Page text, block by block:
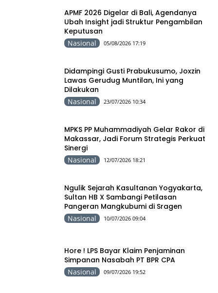
APMF 2026 Digelar di Bali, Agendanya
Ubah Insight jadi Struktur Pengambilan
Keputusan
Nasional 05/08/2026 17:19
Didampingi Gusti Prabukusumo, Joxzin
Lawas Gerudug Muntilan, Ini yang
Dilakukan
Nasional 23/07/2026 10:34
MPKS PP Muhammadiyah Gelar Rakor di
Makassar, Jadi Forum Strategis Perkuat
Sinergi
Nasional 12/07/2026 18:21
Ngulik Sejarah Kasultanan Yogyakarta,
Sultan HB X Sambangi Petilasan
Pangeran Mangkubumi di Sragen
Nasional 10/07/2026 09:04
Hore ! LPS Bayar Klaim Penjaminan
Simpanan Nasabah PT BPR CPA
Nasional 09/07/2026 19:52